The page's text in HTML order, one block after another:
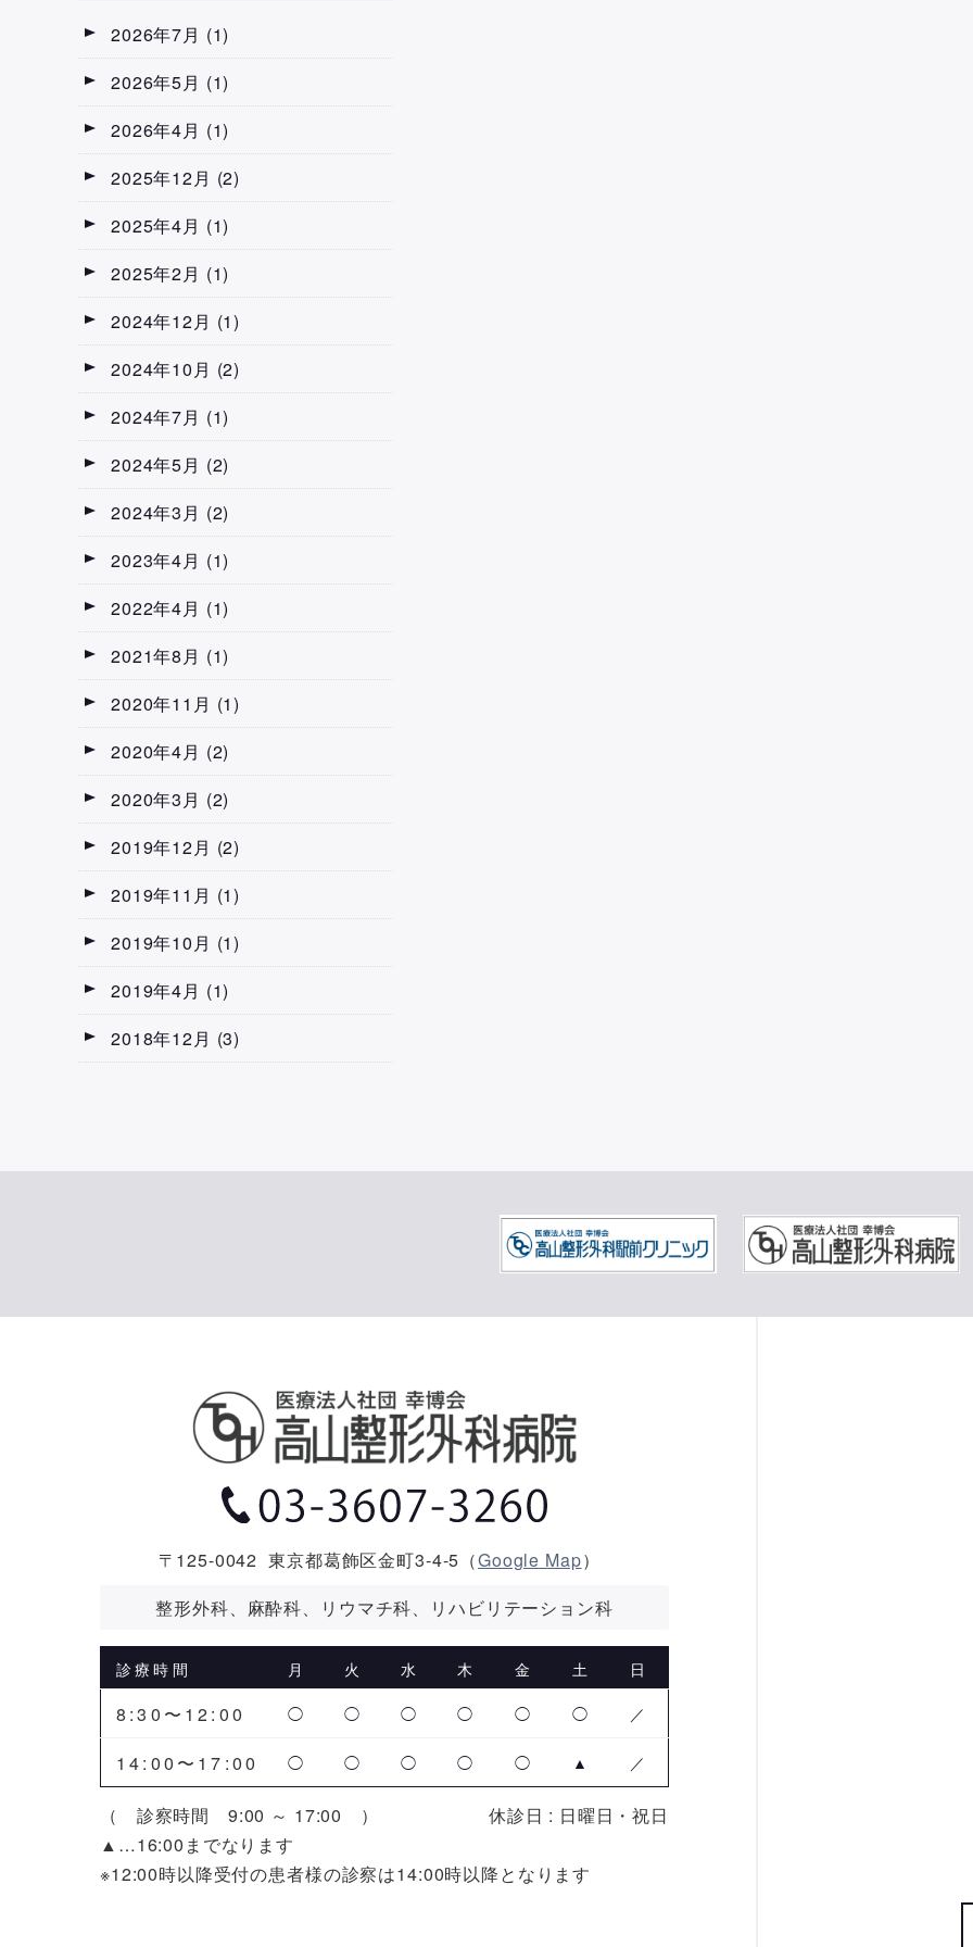
2026年7月 (1)
2026年5月 (1)
2026年4月 (1)
2025年12月 (2)
2025年4月 (1)
2025年2月 (1)
2024年12月 (1)
2024年10月 (2)
2024年7月 (1)
2024年5月 (2)
2024年3月 (2)
2023年4月 (1)
2022年4月 (1)
2021年8月 (1)
2020年11月 (1)
2020年4月 (2)
2020年3月 (2)
2019年12月 (2)
2019年11月 (1)
2019年10月 (1)
2019年4月 (1)
2018年12月 (3)
〒125-0042 東京都葛飾区金町3-4-5 （Google Map）
整形外科、麻酔科、リウマチ科、リハビリテーション科
診療時間 月 火 水 木 金 土 日
8:30〜12:00 ◯ ◯ ◯ ◯ ◯ ◯ ／
14:00〜17:00 ◯ ◯ ◯ ◯ ◯ ▲ ／
休診日 : 日曜日・祝日
（ 診察時間 9:00 ～ 17:00 ）
▲…16:00までなります
※12:00時以降受付の患者様の診察は14:00時以降となります